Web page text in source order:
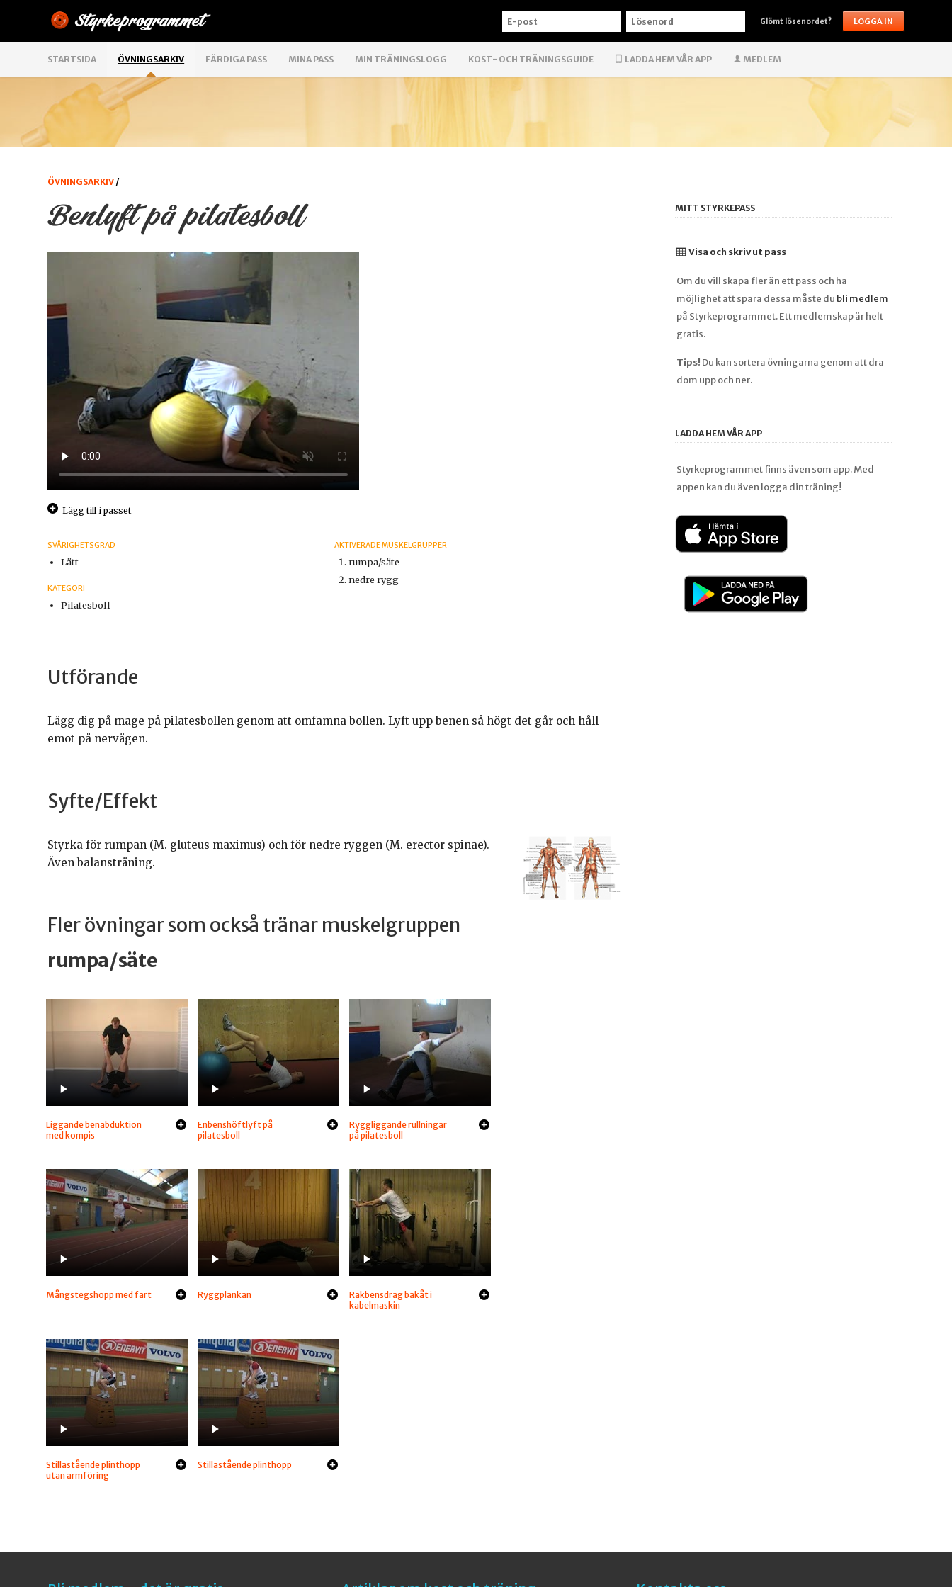
E-
LÖSENORD Glömt lösenordet?
STARTSIDA ÖVNINGSARKIV FÄRDIGA PASS MINA PASS MIN TRÄNINGSLOGG KOST- OCH TRÄNINGSGUIDE LADDA HEM VÅR APP MEDLEM
ÖVNINGSARKIV /
Benlyft på pilatesboll
Lägg till i passet
SVÅRIGHETSGRAD
Lätt
KATEGORI
Pilatesboll
AKTIVERADE MUSKELGRUPPER
rumpa/säte
nedre rygg
Utförande
Lägg dig på mage på pilatesbollen genom att omfamna bollen. Lyft upp benen så högt det går och håll
emot på nervägen.
Syfte/Effekt
Styrka för rumpan (M. gluteus maximus) och för nedre ryggen (M. erector spinae).
Även balansträning.
Fler övningar som också tränar muskelgruppen
rumpa/säte
Liggande benabduktion
med kompis
Enbenshöftlyft på
pilatesboll
Ryggliggande rullningar
på pilatesboll
Mångstegshopp med fart Ryggplankan
Rakbensdrag bakåt i
kabelmaskin
Stillastående plinthopp
utan armföring
Stillastående plinthopp
MITT STYRKEPASS
Visa och skriv ut pass
Om du vill skapa fler än ett pass och ha
möjlighet att spara dessa måste du bli medlem
på Styrkeprogrammet. Ett medlemskap är helt
gratis.
Tips! Du kan sortera övningarna genom att dra
dom upp och ner.
LADDA HEM VÅR APP
Styrkeprogrammet finns även som app. Med
appen kan du även logga din träning!